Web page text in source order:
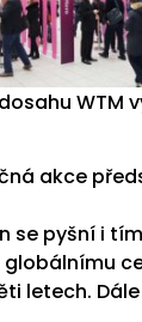
WTM
akce
se pyšní i
letech.